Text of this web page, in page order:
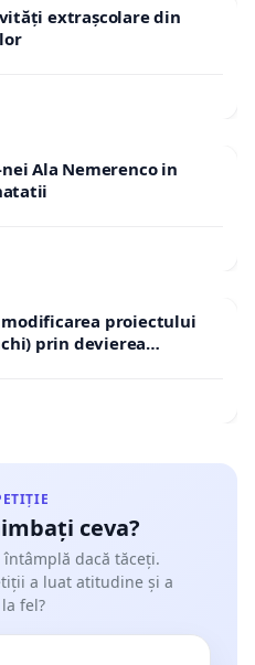
extrașcolare din
Ala Nemerenco in
proiectului
prin devierea
ceva?
dacă tăceți.
a luat atitudine și a
fel?